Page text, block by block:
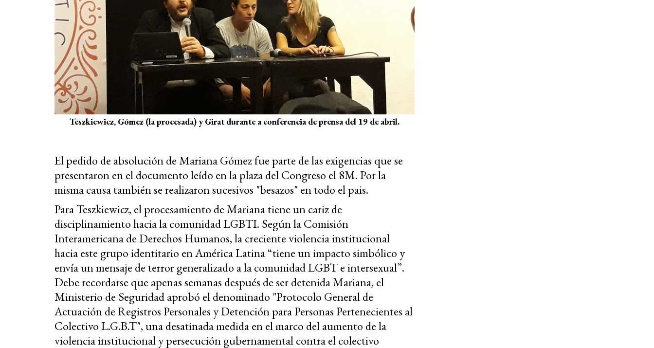
Teszkiewicz, Gómez (la procesada) y Girat durante a conferencia de prensa del 19 de abril.
El pedido de absolución de Mariana Gómez fue parte de las exigencias que se
presentaron en el documento leído en la plaza del Congreso el 8M. Por la
misma causa también se realizaron sucesivos "besazos" en todo el pais.
Para Teszkiewicz, el procesamiento de Mariana tiene un cariz de
disciplinamiento hacia la comunidad LGBTI. Según la Comisión
Interamericana de Derechos Humanos, la creciente violencia institucional
hacia este grupo identitario en América Latina “tiene un impacto simbólico y
envía un mensaje de terror generalizado a la comunidad LGBT e intersexual”.
Debe recordarse que apenas semanas después de ser detenida Mariana, el
Ministerio de Seguridad aprobó el denominado "Protocolo General de
Actuación de Registros Personales y Detención para Personas Pertenecientes al
Colectivo L.G.B.T", una desatinada medida en el marco del aumento de la
violencia institucional y persecución gubernamental contra el colectivo